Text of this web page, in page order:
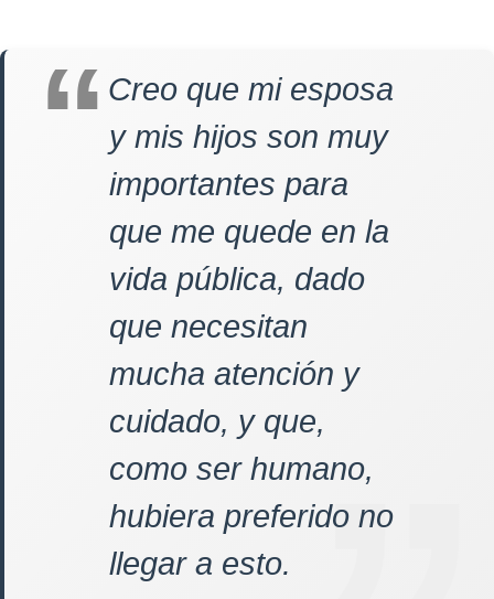
Creo que mi esposa
y mis hijos son muy
importantes para
que me quede en la
vida pública, dado
que necesitan
mucha atención y
cuidado, y que,
como ser humano,
hubiera preferido no
llegar a esto.